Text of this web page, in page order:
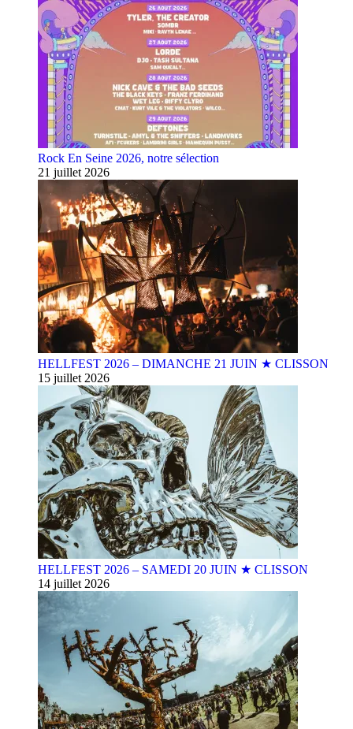
Rock En Seine 2026, notre sélection
21 juillet 2026
HELLFEST 2026 – DIMANCHE 21 JUIN ★ CLISSON
15 juillet 2026
HELLFEST 2026 – SAMEDI 20 JUIN ★ CLISSON
14 juillet 2026